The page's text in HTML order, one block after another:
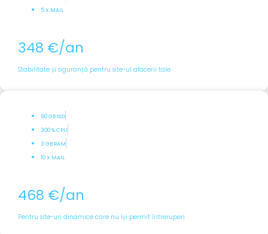
5 X MAIL
348 €/an
Stabilitate și siguranță pentru site-ul afacerii tale
60 GB SSD
300 % CPU
3 GB RAM
10 X MAIL
468 €/an
Pentru site-uri dinamice care nu își permit întreruperi